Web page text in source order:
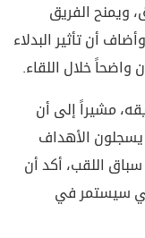
ويمنح الفريق
أن تأثير البدلاء
خلال اللقاء.
مشيراً إلى أن
الأهداف
اللقب، أكد أن
سيستمر في